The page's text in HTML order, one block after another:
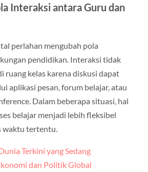
Interaksi antara Guru dan
perlahan mengubah pola
pendidikan. Interaksi tidak
ruang kelas karena diskusi dapat
aplikasi pesan, forum belajar, atau
Dalam beberapa situasi, hal
belajar menjadi lebih fleksibel
waktu tertentu.
Terkini yang Sedang
dan Politik Global